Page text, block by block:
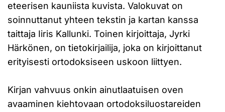
eteerisen kauniista kuvista. Valokuvat on
soinnuttanut yhteen tekstin ja kartan kanssa
taittaja Iiris Kallunki. Toinen kirjoittaja, Jyrki
Härkönen, on tietokirjailija, joka on kirjoittanut
erityisesti ortodoksiseen uskoon liittyen.
Kirjan vahvuus onkin ainutlaatuisen oven
avaaminen kiehtovaan ortodoksiluostareiden